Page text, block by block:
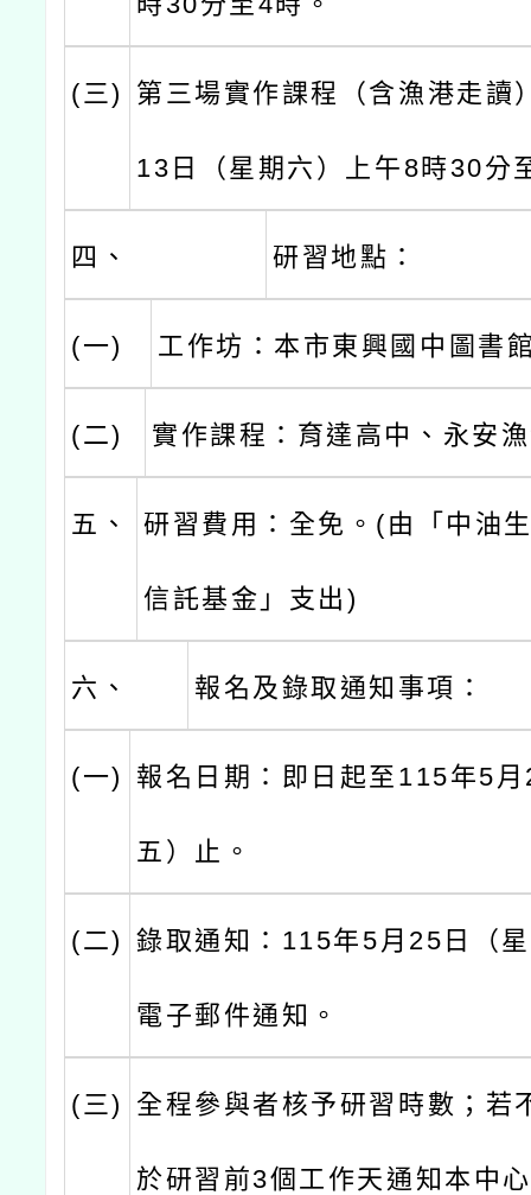
(三) 第三場實作課程（含漁港走讀
13日（星期六）上午8時30分
四、 研習地點：
(一) 工作坊：本市東興國中圖書
(二) 實作課程：育達高中、永安
五、 研習費用：全免。(由「中油
信託基金」支出)
六、 報名及錄取通知事項：
(一) 報名日期：即日起至115年5
五）止。
(二) 錄取通知：115年5月25日（
電子郵件通知。
(三) 全程參與者核予研習時數；若
於研習前3個工作天通知本中